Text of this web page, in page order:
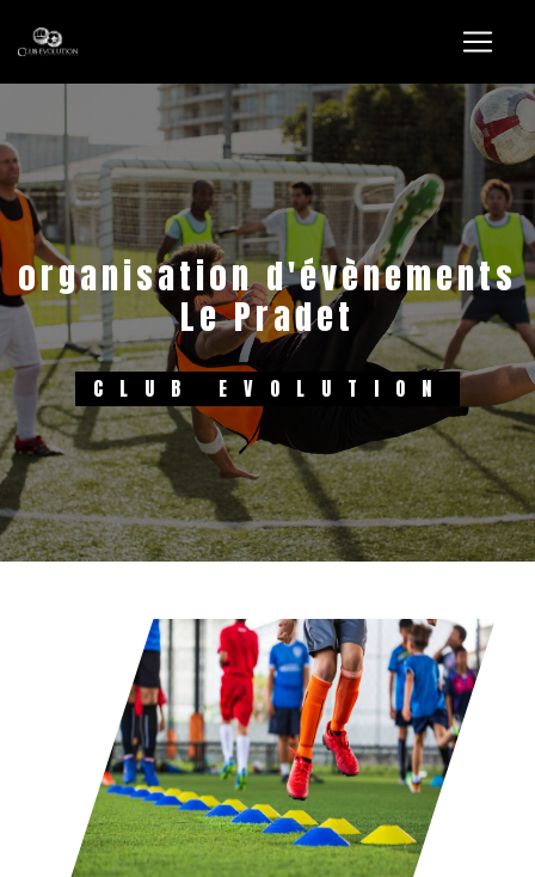
organisation d'évènements
Le Pradet
CLUB EVOLUTION